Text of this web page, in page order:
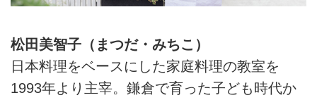
松田美智子（まつだ・みちこ）
日本料理をベースにした家庭料理の教室を
1993年より主宰。鎌倉で育った子ども時代か